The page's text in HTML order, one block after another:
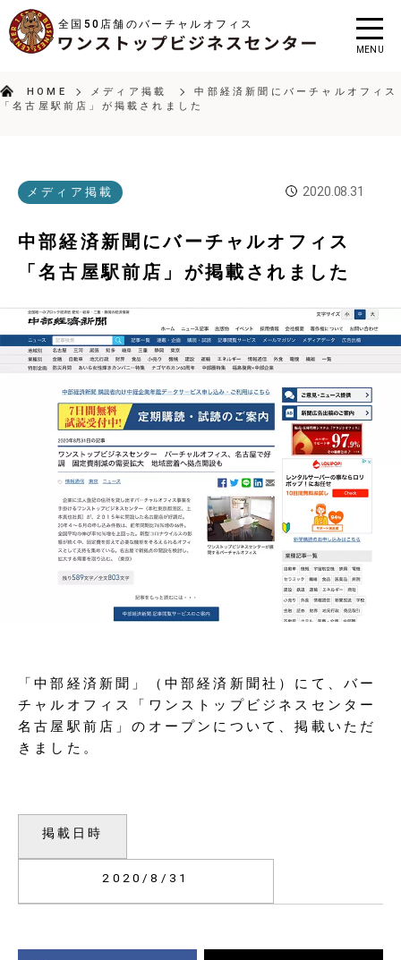
全国50店舗のバーチャルオフィス
MENU
HOME メディア掲載
中部経済新聞にバーチャルオフィス
「名古屋駅前店」が掲載されました
メディア掲載 2020.08.31
中部経済新聞にバーチャルオフィス
「名古屋駅前店」が掲載されました
「中部経済新聞」（中部経済新聞社）にて、バー
チャルオフィス「ワンストップビジネスセンター
名古屋駅前店」のオープンについて、掲載いただ
きました。
掲載日時
2020/8/31